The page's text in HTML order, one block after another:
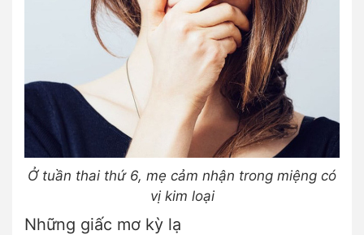
Ở tuần thai thứ 6, mẹ cảm nhận trong miệng có
vị kim loại
Những giấc mơ kỳ lạ